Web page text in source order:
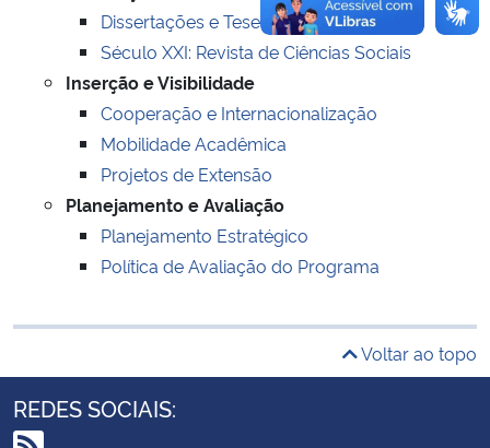
Dissertações e Teses
Século XXI: Revista de Ciências Sociais
Inserção e Visibilidade
Cooperação e Internacionalização
Mobilidade Acadêmica
Projetos de Extensão
Planejamento e Avaliação
Planejamento Estratégico
Política de Avaliação do Programa
Voltar ao topo
REDES SOCIAIS: